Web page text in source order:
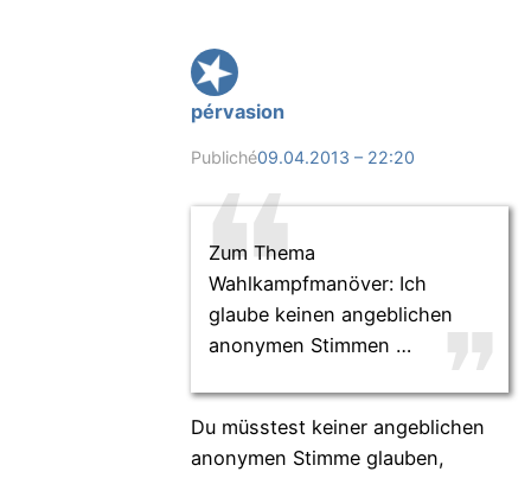
pérvasion
Publiché09.04.2013 – 22:20
Zum Thema
Wahlkampfmanöver: Ich
glaube keinen angeblichen
anonymen Stimmen …
Du müsstest keiner angeblichen
anonymen Stimme glauben,